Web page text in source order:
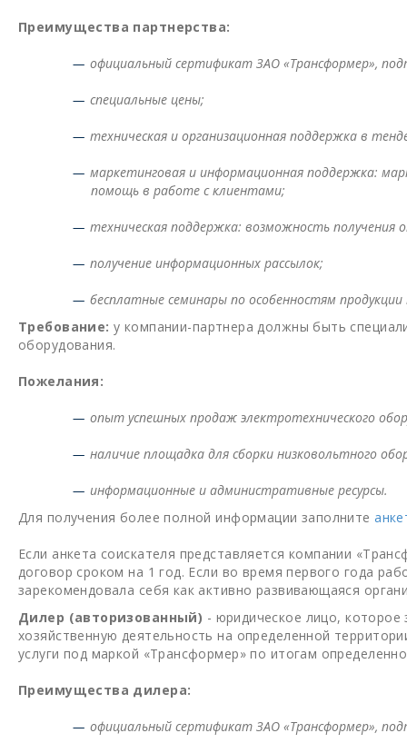
Преимущества партнерства:
официальный сертификат ЗАО «Трансформер»,
специальные цены;
техническая и организационная поддержка в
маркетинговая и информационная поддержка:
помощь в работе с клиентами;
техническая поддержка: возможность получения
получение информационных рассылок;
бесплатные семинары по особенностям
Требование:у компании-партнера должны быть
оборудования.
Пожелания:
опыт успешных продаж электротехнического
наличие площадка для сборки низковольтного
информационные и административные ресурсы.
Для получения более полной информации заполните
Если анкета соискателя представляется компании
договор сроком на 1 год. Если во время первого года
зарекомендовала себя как активно развивающаяся
Дилер (авторизованный) - юридическое лицо,
хозяйственную деятельность на определенной
услуги под маркой «Трансформер» по итогам
Преимущества дилера:
официальный сертификат ЗАО «Трансформер»,